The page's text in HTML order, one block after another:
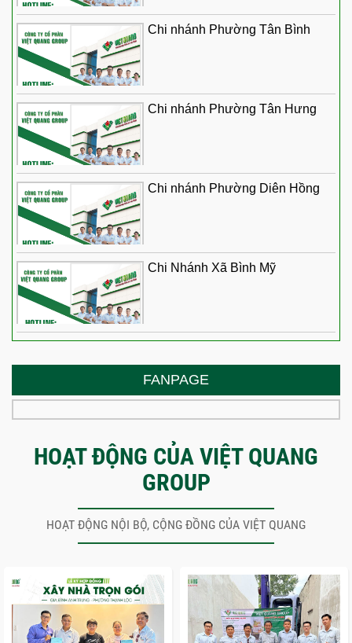
Chi nhánh Phường Tân Bình
Chi nhánh Phường Tân Hưng
Chi nhánh Phường Diên Hồng
Chi Nhánh Xã Bình Mỹ
FANPAGE
HOẠT ĐỘNG CỦA VIỆT QUANG
GROUP
HOẠT ĐỘNG NỘI BỘ, CỘNG ĐỒNG CỦA VIỆT QUANG